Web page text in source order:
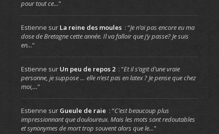
pour tout ce…”
Estienne sur La reine des moules : “Je n’ai pas encore eu ma
dose de Bretagne cette année. Il va falloir que j’y passe? Je suis
en…”
Estienne sur Un peu de repos 2 : “Et il s’agit d’une vraie
personne, je suppose … elle n’est pas en latex ? Je pense que chez
moi,…”
Estienne sur Gueule de raie : “C’est beaucoup plus
impressionnant que douloureux. Mais les mots sont redoutables
et synonymes de mort trop souvent alors que le…”